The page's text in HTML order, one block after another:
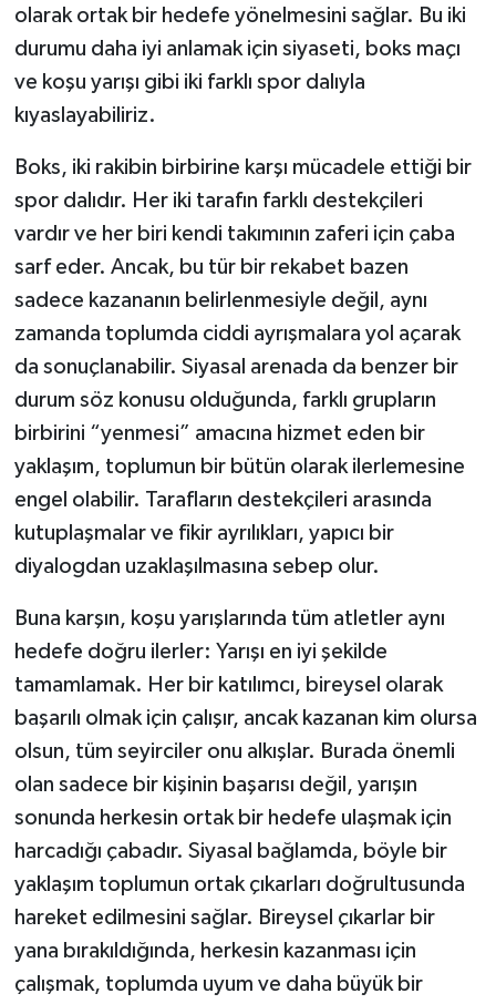
olarak ortak bir hedefe yönelmesini sağlar. Bu iki
durumu daha iyi anlamak için siyaseti, boks maçı
ve koşu yarışı gibi iki farklı spor dalıyla
kıyaslayabiliriz.
Boks, iki rakibin birbirine karşı mücadele ettiği bir
spor dalıdır. Her iki tarafın farklı destekçileri
vardır ve her biri kendi takımının zaferi için çaba
sarf eder. Ancak, bu tür bir rekabet bazen
sadece kazananın belirlenmesiyle değil, aynı
zamanda toplumda ciddi ayrışmalara yol açarak
da sonuçlanabilir. Siyasal arenada da benzer bir
durum söz konusu olduğunda, farklı grupların
birbirini “yenmesi” amacına hizmet eden bir
yaklaşım, toplumun bir bütün olarak ilerlemesine
engel olabilir. Tarafların destekçileri arasında
kutuplaşmalar ve fikir ayrılıkları, yapıcı bir
diyalogdan uzaklaşılmasına sebep olur.
Buna karşın, koşu yarışlarında tüm atletler aynı
hedefe doğru ilerler: Yarışı en iyi şekilde
tamamlamak. Her bir katılımcı, bireysel olarak
başarılı olmak için çalışır, ancak kazanan kim olursa
olsun, tüm seyirciler onu alkışlar. Burada önemli
olan sadece bir kişinin başarısı değil, yarışın
sonunda herkesin ortak bir hedefe ulaşmak için
harcadığı çabadır. Siyasal bağlamda, böyle bir
yaklaşım toplumun ortak çıkarları doğrultusunda
hareket edilmesini sağlar. Bireysel çıkarlar bir
yana bırakıldığında, herkesin kazanması için
çalışmak, toplumda uyum ve daha büyük bir